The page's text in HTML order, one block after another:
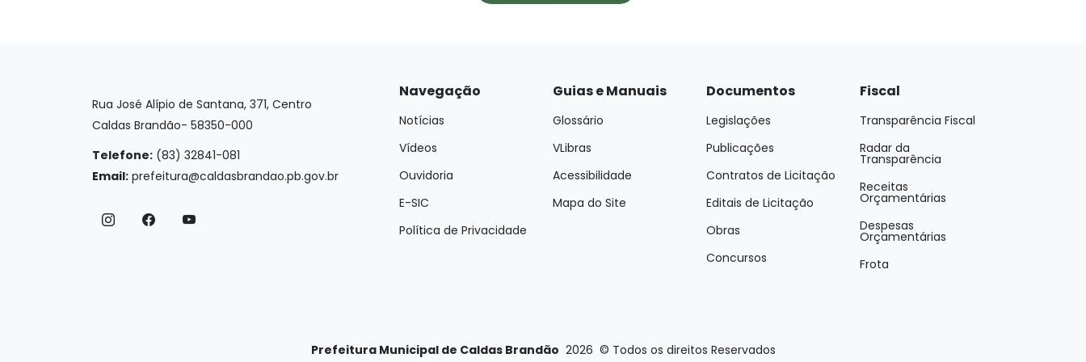
Rua José Alípio de Santana, 371, Centro
Caldas Brandão- 58350-000
Telefone: (83) 32841-081
Email: prefeitura@caldasbrandao.pb.gov.br
Navegação
Notícias
Vídeos
Ouvidoria
E-SIC
Política de Privacidade
Guias e Manuais
Glossário
VLibras
Acessibilidade
Mapa do Site
Documentos
Legislações
Publicações
Contratos de Licitação
Editais de Licitação
Obras
Concursos
Fiscal
Transparência Fiscal
Radar da
Transparência
Receitas
Orçamentárias
Despesas
Orçamentárias
Frota
Prefeitura Municipal de Caldas Brandão 2026 © Todos os direitos Reservados